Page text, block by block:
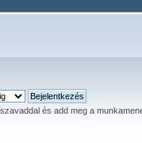
és add meg a